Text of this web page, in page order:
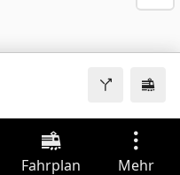
Fahrplan Mehr